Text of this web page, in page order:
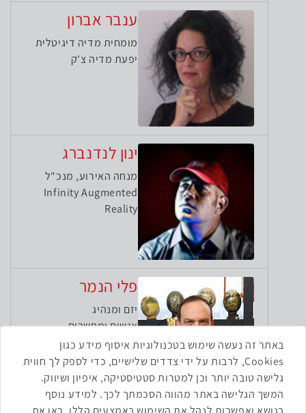
ענבר אברון
מומחית מדיה דיגיטלית
יפעת מדיה צ'ק
ינון לנדנברג
מנחה האירוע, מנכ"ל
Infinity Augmented
Reality
פלי הנמר
יזם ומנהיג
אנשים ומחשבים
באתר זה נעשה שימוש בטכנולוגיות איסוף מידע כגון
Cookies, לרבות על ידי צדדים שלישיים, כדי לספק לך חווית
גלישה טובה יותר וכן למטרות סטטיסטיקה, איפיון ושיווק.
המשך הגלישה באתר מהווה הסכמתך לכך. למידע נוסף